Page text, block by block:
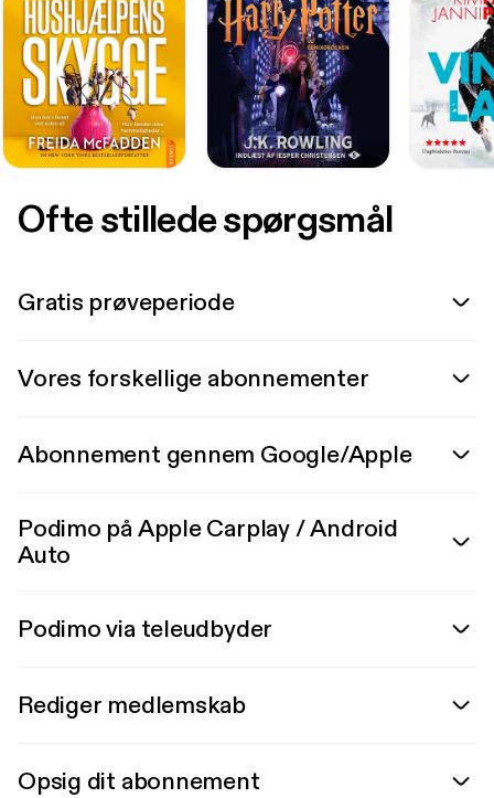
Ofte stillede spørgsmål
Gratis prøveperiode
Vores forskellige abonnementer
Abonnement gennem Google/Apple
Podimo på Apple Carplay / Android
Auto
Podimo via teleudbyder
Rediger medlemskab
Opsig dit abonnement